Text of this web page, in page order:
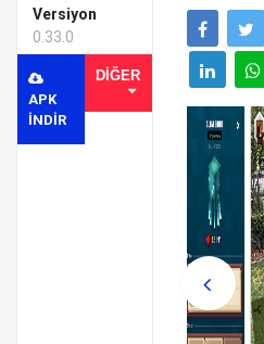
Versiyon
0.33.0
APK
INDIR
DIĞER